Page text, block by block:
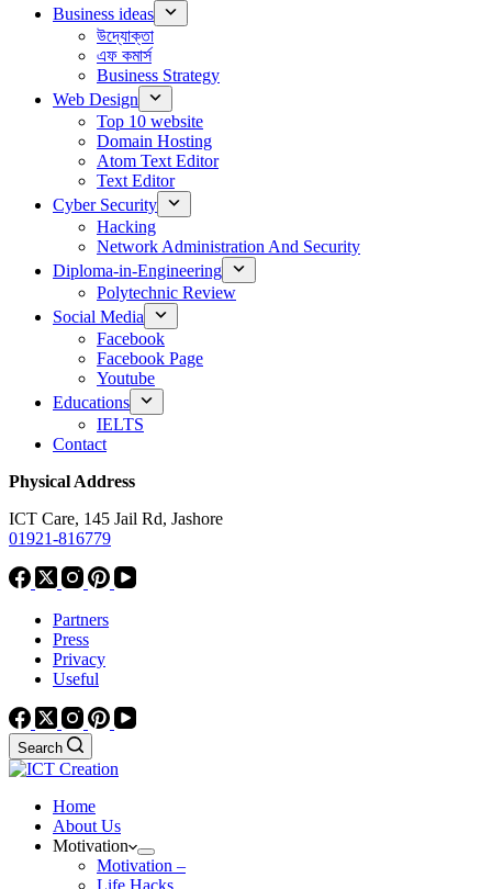
Business ideas
উদ্যোক্তা
এফ কমার্স
Business Strategy
Web Design
Top 10 website
Domain Hosting
Atom Text Editor
Text Editor
Cyber Security
Hacking
Network Administration And Security
Diploma-in-Engineering
Polytechnic Review
Social Media
Facebook
Facebook Page
Youtube
Educations
IELTS
Contact
Physical Address
ICT Care, 145 Jail Rd, Jashore
01921-816779
Partners
Press
Privacy
Useful
Search
Home
About Us
Motivation
Motivation –
Life Hacks